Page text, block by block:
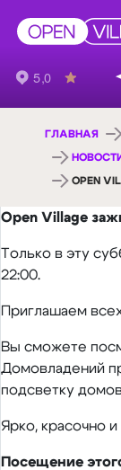
ГЛАВНАЯ
OPEN
Open Village
Только в эту
22:00.
Приглашаем
Вы сможете
Домовладений
подсветку
Ярко, красочно
Посещение